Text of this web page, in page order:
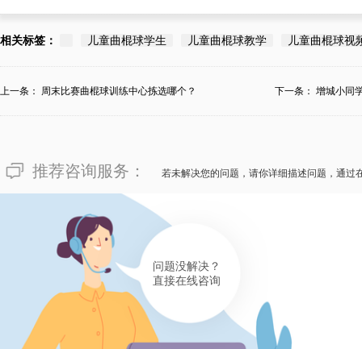
相关标签： 儿童曲棍球学生 儿童曲棍球教学 儿童曲棍球视
上一条： 周末比赛曲棍球训练中心拣选哪个？ 下一条： 增城小同
推荐咨询服务： 若未解决您的问题，请你详细描述问题，通过
问题没解决？
直接在线咨询